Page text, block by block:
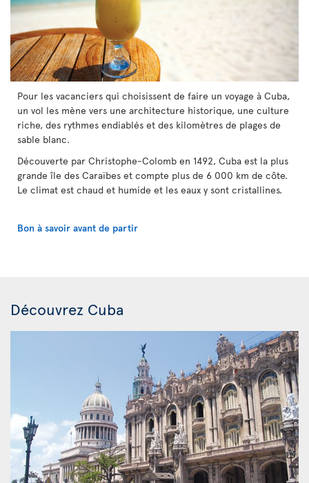
Pour les vacanciers qui choisissent de faire un voyage à Cuba,
un vol les mène vers une architecture historique, une culture
riche, des rythmes endiablés et des kilomètres de plages de
sable blanc.
Découverte par Christophe-Colomb en 1492, Cuba est la plus
grande île des Caraïbes et compte plus de 6 000 km de côte.
Le climat est chaud et humide et les eaux y sont cristallines.
Bon à savoir avant de partir
Découvrez Cuba